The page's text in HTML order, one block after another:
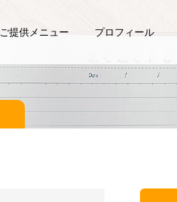
ご提供メニュー プロフィール